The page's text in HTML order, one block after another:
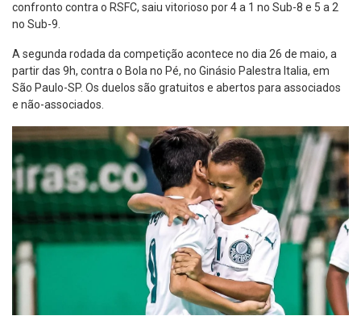
confronto contra o RSFC, saiu vitorioso por 4 a 1 no Sub-8 e 5 a 2
no Sub-9.
A segunda rodada da competição acontece no dia 26 de maio, a
partir das 9h, contra o Bola no Pé, no Ginásio Palestra Italia, em
São Paulo-SP. Os duelos são gratuitos e abertos para associados
e não-associados.